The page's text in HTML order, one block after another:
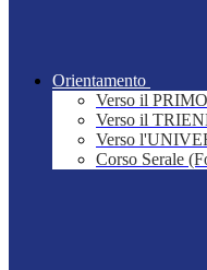
Orientamento
Verso il
Verso il
Verso
Corso Serale